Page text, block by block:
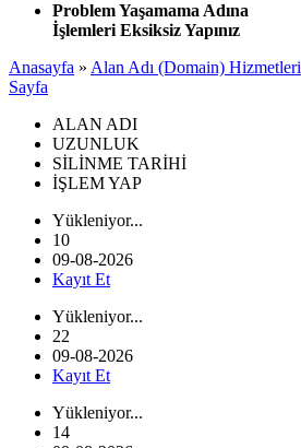
Problem Yaşamama Adına
İşlemleri Eksiksiz Yapınız
Anasayfa » Alan Adı (Domain) Hizmetleri
Sayfa
ALAN ADI
UZUNLUK
SİLİNME TARİHİ
İŞLEM YAP
Yükleniyor...
10
09-08-2026
Kayıt Et
Yükleniyor...
22
09-08-2026
Kayıt Et
Yükleniyor...
14